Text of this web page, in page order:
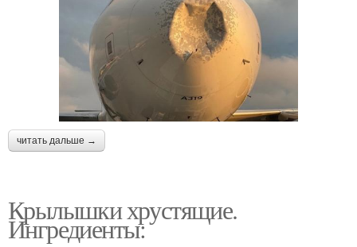
читать дальше →
Крылышки хрустящие.
Ингредиенты: